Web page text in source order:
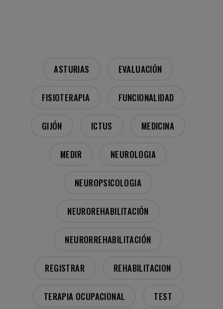
ASTURIAS EVALUACIÓN
FISIOTERAPIA FUNCIONALIDAD
GIJÓN ICTUS MEDICINA
MEDIR NEUROLOGIA
NEUROPSICOLOGIA
NEUROREHABILITACIÓN
NEURORREHABILITACIÓN
REGISTRAR REHABILITACION
TERAPIA OCUPACIONAL TEST